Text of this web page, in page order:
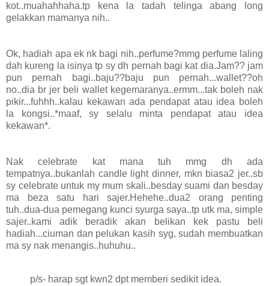
kot..muahahhaha.tp kena la tadah telinga abang long
gelakkan mamanya nih..
Ok, hadiah apa ek nk bagi nih..perfume?mmg perfume laling
dah kureng la isinya tp sy dh pernah bagi kat dia.Jam?? jam
pun pernah bagi..baju??baju pun pernah...wallet??oh
no..dia br jer beli wallet kegemaranya..ermm...tak boleh nak
pikir...fuhhh..kalau kekawan ada pendapat atau idea boleh
la kongsi..*maaf, sy selalu minta pendapat atau idea
kekawan*.
Nak celebrate kat mana tuh mmg dh ada
tempatnya..bukanlah candle light dinner, mkn biasa2 jer..sb
sy celebrate untuk my mum skali..besday suami dan besday
ma beza satu hari sajer.Hehehe..dua2 orang penting
tuh..dua-dua pemegang kunci syurga saya..tp utk ma, simple
sajer..kami adik beradik akan belikan kek pastu beli
hadiah...ciuman dan pelukan kasih syg, sudah membuatkan
ma sy nak menangis..huhuhu..
p/s- harap sgt kwn2 dpt memberi sedikit idea.